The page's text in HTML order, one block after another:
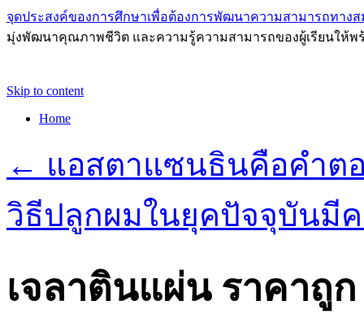
จุดประสงค์ของการศึกษาเพื่อต้องการพัฒนาความสามารถทางส
มุ่งพัฒนาคุณภาพชีวิต และความรู้ความสามารถของผู้เรียนให้พ
Skip to content
Home
← แอสตาแซนธินคือคำ
วิธีปลูกผมในยุคปัจจุบันมี
เจลาตินแผ่น ราคาถู